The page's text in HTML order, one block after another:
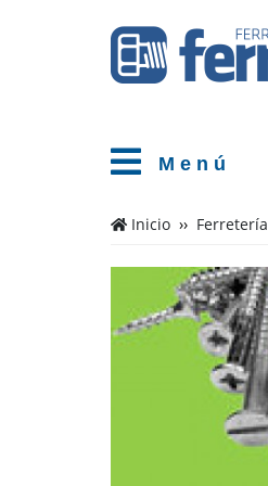
M e n ú
Cientos
de
productos
de
Accesorios
Cuerda
Inicio Ferretería